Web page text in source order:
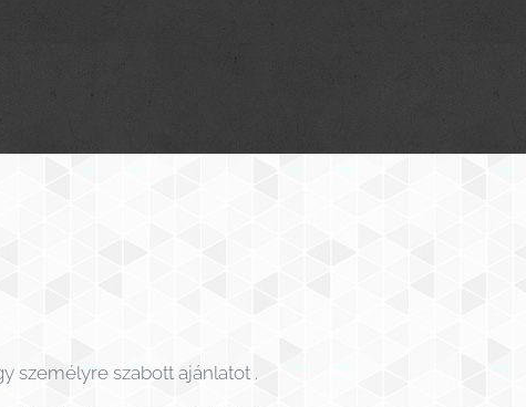
személyre szabott ajánlatot .